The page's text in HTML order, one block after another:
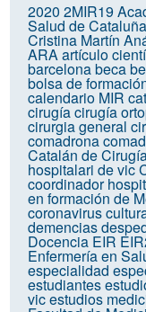
2020 2MIR19
Salud de
Cristina Martín
ARAartículo
barcelonabeca
bolsa de
calendario MIR
cirugíacirugía
cirurgia general
comadrona
Catalán de
hospitalari de vic
coordinador
en formación de
coronavirus
demencias
Docencia EIR
Enfermería en
especialidad
estudiantes
vicestudios